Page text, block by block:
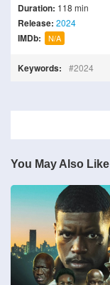
Duration: 118 min
Release: 2024
IMDb: N/A
Keywords: 2024
You May Also Like